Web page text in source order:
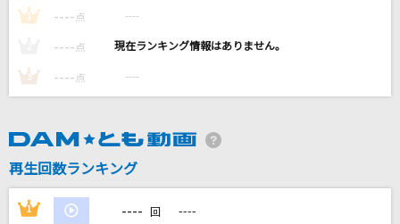
ずっと真夜中でいいのに。
SEKAI NO OWARI(世界の終わり)
結束バンド
Kawaii Kaiwai
PiKi
1 ---- 点 ----
---- 点 ----
3 ---- 点 ----
再生回数ランキング
1 ---- 回 ----